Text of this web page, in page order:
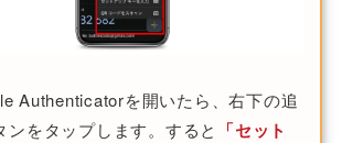
Authenticatorを開いたら、右下の追
ンをタップします。すると
「セット